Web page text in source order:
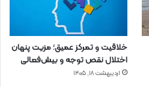
خلاقیت و تمرکز عمیق؛ مزیت پنهان
اختلال نقص توجه و بیش‌فعالی
اردیبهشت ۱۸, ۱۴۰۵